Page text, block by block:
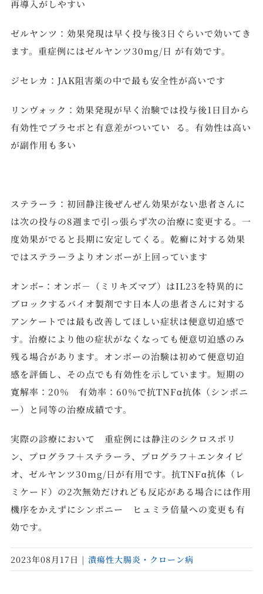
再導入がしやすい
ゼルヤンツ：効果発現は早く投与後3日ぐらいで効いてき
ます。重症例にはゼルヤンツ30mg/日 が有効です。
ジセレカ：JAK阻害薬の中で最も安全性が高いです
リンヴォック：効果発現が早く治験では投与後1日目から
有効性でプラセボと有意差がついてい る。有効性は高い
が副作用も多い
ステラーラ：初回静注後ぜんぜん効果がない患者さんに
は次の投与の8週まで引っ張らず次の治療に変更する。一
度効果がでると長期に安定してくる。乾癬に対する効果
ではステラーラよりオンボーが上回っています
オンボｰ：オンボ－（ミリキズマブ）はIL23を特異的に
ブロックするバイオ製剤です日本人の患者さんに対する
アンケートでは最も改善してほしい症状は便意切迫感で
す。治療により他の症状がなくなっても便意切迫感のみ
残る場合があります。オンボーの治験は初めて便意切迫
感を評価し、その点でも有効性を示しています。短期の
寛解率：20％ 有効率：60％で抗TNFα抗体（シンポニ
ー）と同等の治療成績です。
実際の診療において 重症例には静注のシクロスポリ
ン、プログラフ＋ステラーラ、プログラフ＋エンタイビ
オ、ゼルヤンツ30mg/日が有用です。抗TNFα抗体（レ
ミケード）の2次無効だけれども反応がある場合には作用
機序をかえずにシンポニー ヒュミラ倍量への変更も有
効です。
2023年08月17日 | 潰瘍性大腸炎・クローン病